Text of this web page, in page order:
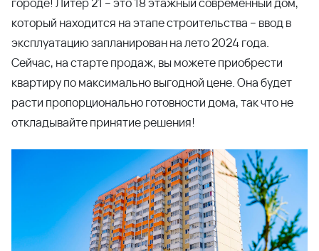
эксплуатацию запланирован на лето 2024 года.
Сейчас, на старте продаж, вы можете приобрести
квартиру по максимально выгодной цене. Она будет
расти пропорционально готовности дома, так что не
откладывайте принятие решения!
решений, так что каждый обязательно найдет для
себя подходящее. В продаже студии, одно-, двух- и
трехкомнатные квартиры площадью от 26 кв.м до 85